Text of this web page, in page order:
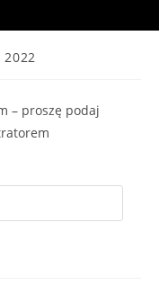
– proszę podaj